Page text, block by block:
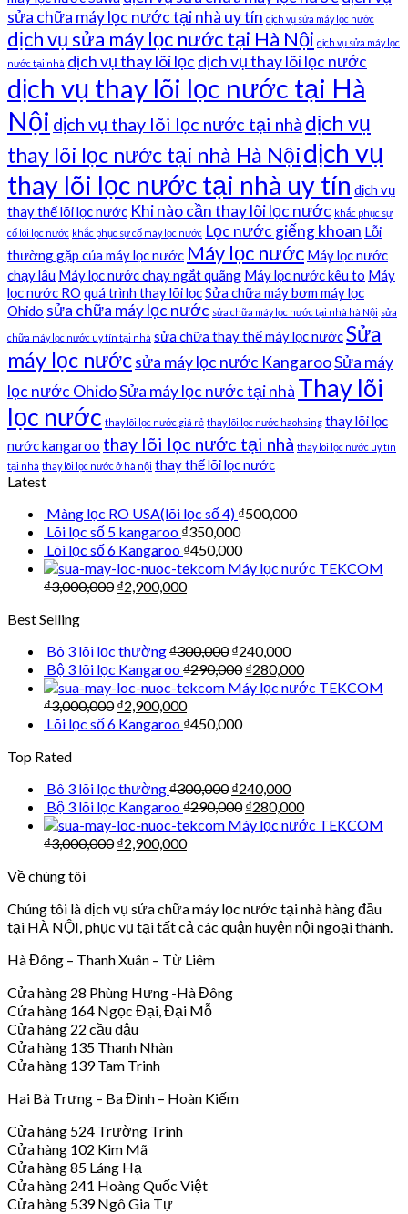
sửa chữa máy lọc nước tại nhà uy tín dịch vụ sửa máy lọc nước
dịch vụ sửa máy lọc nước tại Hà Nội dịch vụ sửa máy lọc
nước tại nhà dịch vụ thay lõi lọc dịch vụ thay lõi lọc nước
dịch vụ thay lõi lọc nước tại Hà
Nội dịch vụ thay lõi lọc nước tại nhà dịch vụ
thay lõi lọc nước tại nhà Hà Nộidịch vụ
thay lõi lọc nước tại nhà uy tín dịch vụ
thay thế lõi lọc nước Khi nào cần thay lõi lọc nước khắc phục sự
cố lõi lọc nước khắc phục sự cố máy lọc nước Lọc nước giếng khoan Lỗi
thường gặp của máy lọc nước Máy lọc nước Máy lọc nước
chạy lâu Máy lọc nước chạy ngắt quãng Máy lọc nước kêu to Máy
lọc nước RO quá trình thay lõi lọcSửa chữa máy bơm máy lọc
Ohido sửa chữa máy lọc nước sửa chữa máy lọc nước tại nhà hà Nội sửa
chữa máy lọc nước uy tín tại nhà sửa chữa thay thế máy lọc nướcSửa
máy lọc nướcsửa máy lọc nước KangarooSửa máy
lọc nước OhidoSửa máy lọc nước tại nhà Thay lõi
lọc nước thay lõi lọc nước giá rẻ thay lõi lọc nước haohsing thay lõi lọc
nước kangaroo thay lõi lọc nước tại nhà thay lõi lọc nước uy tín
tại nhà thay lõi lọc nước ở hà nội thay thế lõi lọc nước
Latest
Màng lọc RO USA(lõi lọc số 4) ₫500,000
Lõi lọc số 5 kangaroo ₫350,000
Lõi lọc số 6 Kangaroo ₫450,000
Máy lọc nước TEKCOM
₫3,000,000 ₫2,900,000
Best Selling
Bô 3 lõi lọc thường₫300,000 ₫240,000
Bộ 3 lõi lọc Kangaroo₫290,000 ₫280,000
Máy lọc nước TEKCOM
₫3,000,000 ₫2,900,000
Lõi lọc số 6 Kangaroo ₫450,000
Top Rated
Bô 3 lõi lọc thường₫300,000 ₫240,000
Bộ 3 lõi lọc Kangaroo₫290,000 ₫280,000
Máy lọc nước TEKCOM
₫3,000,000 ₫2,900,000
Về chúng tôi
Chúng tôi là dịch vụ sửa chữa máy lọc nước tại nhà hàng đầu
tại HÀ NỘI, phục vụ tại tất cả các quận huyện nội ngoại thành.
Hà Đông – Thanh Xuân – Từ Liêm
Cửa hàng 28 Phùng Hưng -Hà Đông
Cửa hàng 164 Ngọc Đại, Đại Mỗ
Cửa hàng 22 cầu dậu
Cửa hàng 135 Thanh Nhàn
Cửa hàng 139 Tam Trinh
Hai Bà Trưng – Ba Đình – Hoàn Kiếm
Cửa hàng 524 Trường Trinh
Cửa hàng 102 Kim Mã
Cửa hàng 85 Láng Hạ
Cửa hàng 241 Hoàng Quốc Việt
Cửa hàng 539 Ngô Gia Tự